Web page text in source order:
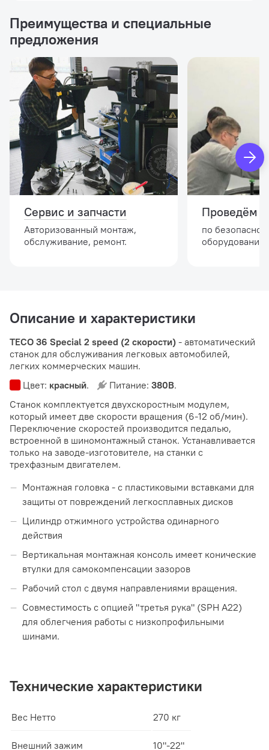
Преимущества и специальные
предложения
Сервис и запчасти
Авторизованный монтаж,
обслуживание, ремонт.
Проведём
по
оборудовании.
Описание и характеристики
TECO 36 Special 2 speed (2 скорости) - автоматический
станок для обслуживания легковых автомобилей,
легких коммерческих машин.
Цвет: красный. Питание: 380В.
Станок комплектуется двухскоростным модулем,
который имеет две скорости вращения (6-12 об/мин).
Переключение скоростей производится педалью,
встроенной в шиномонтажный станок. Устанавливается
только на заводе-изготовителе, на станки с
трехфазным двигателем.
Монтажная головка - с пластиковыми вставками для
защиты от повреждений легкосплавных дисков
Цилиндр отжимного устройства одинарного
действия
Вертикальная монтажная консоль имеет конические
втулки для самокомпенсации зазоров
Рабочий стол с двумя направлениями вращения.
Совместимость с опцией "третья рука" (SPH A22)
для облегчения работы с низкопрофильными
шинами.
Технические характеристики
Вес Нетто 270 кг
Внешний зажим 10"-22"